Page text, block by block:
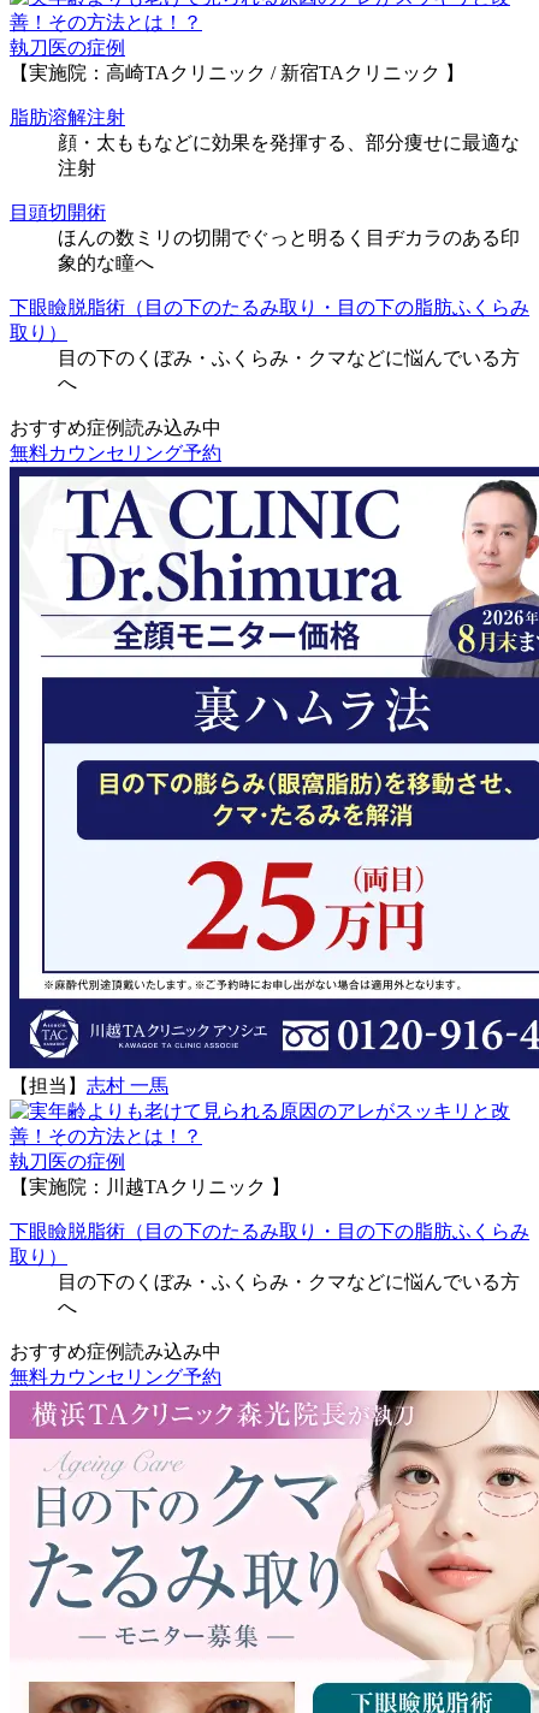
執刀医の症例
【実施院：高崎TAクリニック / 新宿TAクリニック 】
脂肪溶解注射
顔・太ももなどに効果を発揮する、部分痩せに最適な
注射
目頭切開術
ほんの数ミリの切開でぐっと明るく目ヂカラのある印
象的な瞳へ
下眼瞼脱脂術（目の下のたるみ取り・目の下の脂肪ふくらみ
取り）
目の下のくぼみ・ふくらみ・クマなどに悩んでいる方
へ
おすすめ症例読み込み中
無料カウンセリング予約
【担当】 志村 一馬
執刀医の症例
【実施院：川越TAクリニック 】
下眼瞼脱脂術（目の下のたるみ取り・目の下の脂肪ふくらみ
取り）
目の下のくぼみ・ふくらみ・クマなどに悩んでいる方
へ
おすすめ症例読み込み中
無料カウンセリング予約